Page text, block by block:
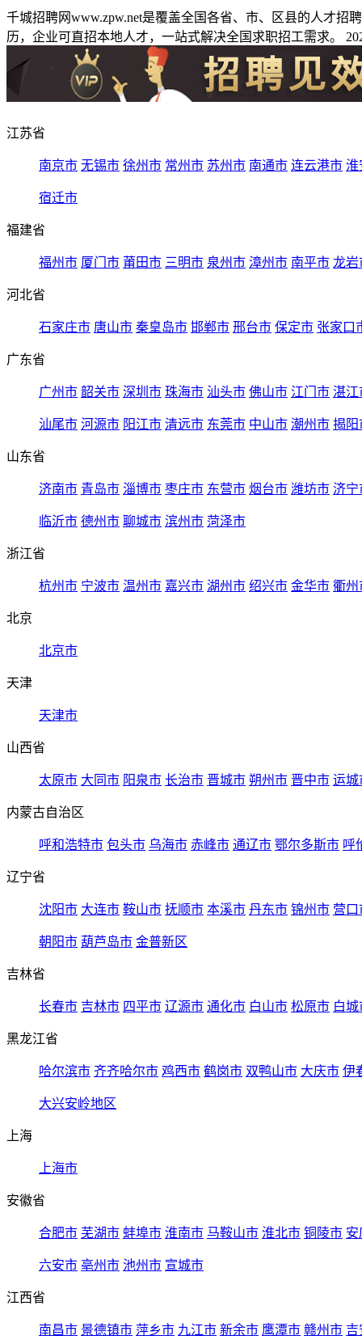
千城招聘网www.zpw.net是覆盖全国各省、市、区县的人才
历，企业可直招本地人才，一站式解决全国求职招工需求。
江苏省
南京市 无锡市 徐州市 常州市 苏州市 南通市 连云港市 淮
宿迁市
福建省
福州市 厦门市 莆田市 三明市 泉州市 漳州市 南平市 龙岩
河北省
石家庄市 唐山市 秦皇岛市 邯郸市 邢台市 保定市 张家口
广东省
广州市 韶关市 深圳市 珠海市 汕头市 佛山市 江门市 湛江
汕尾市 河源市 阳江市 清远市 东莞市 中山市 潮州市 揭阳
山东省
济南市 青岛市 淄博市 枣庄市 东营市 烟台市 潍坊市 济宁
临沂市 德州市 聊城市 滨州市 菏泽市
浙江省
杭州市 宁波市 温州市 嘉兴市 湖州市 绍兴市 金华市 衢州
北京
北京市
天津
天津市
山西省
太原市 大同市 阳泉市 长治市 晋城市 朔州市 晋中市 运城
内蒙古自治区
呼和浩特市 包头市 乌海市 赤峰市 通辽市 鄂尔多斯市 呼
辽宁省
沈阳市 大连市 鞍山市 抚顺市 本溪市 丹东市 锦州市 营口
朝阳市 葫芦岛市 金普新区
吉林省
长春市 吉林市 四平市 辽源市 通化市 白山市 松原市 白城
黑龙江省
哈尔滨市 齐齐哈尔市 鸡西市 鹤岗市 双鸭山市 大庆市 伊
大兴安岭地区
上海
上海市
安徽省
合肥市 芜湖市 蚌埠市 淮南市 马鞍山市 淮北市 铜陵市 安
六安市 亳州市 池州市 宣城市
江西省
南昌市 景德镇市 萍乡市 九江市 新余市 鹰潭市 赣州市 吉